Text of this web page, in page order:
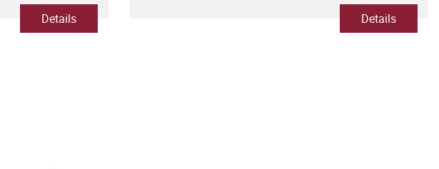
Details Details